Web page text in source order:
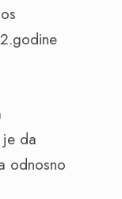
da
odnosno